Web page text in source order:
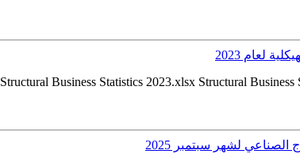
لعام 2023
Structural Business Statistics 2023.xlsx Structural
الصناعي لشهر سبتمبر 2025